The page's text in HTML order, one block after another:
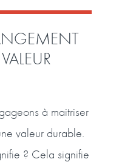
à maitriser
valeur durable.
? Cela signifie